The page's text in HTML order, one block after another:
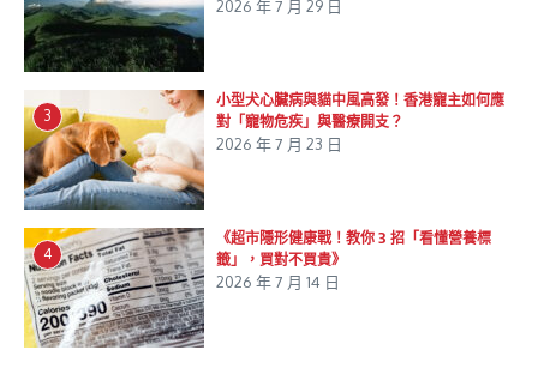
2026 年 7 月 29 日
3
小型犬心臟病與貓中風高發！香港寵主如何應
對「寵物危疾」與醫療開支？
2026 年 7 月 23 日
4
《超市隱形健康戰！教你 3 招「看懂營養標
籤」，買對不買貴》
2026 年 7 月 14 日